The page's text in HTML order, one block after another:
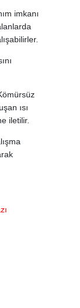
imkanı
ısı
iletilir.